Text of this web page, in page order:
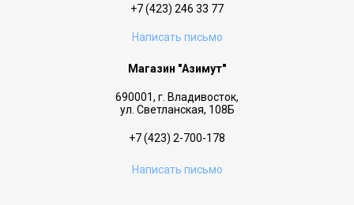
+7 (423) 246 33 77
Написать письмо
Магазин "Азимут"
690001, г. Владивосток,
ул. Светланская, 108Б
+7 (423) 2-700-178
Написать письмо